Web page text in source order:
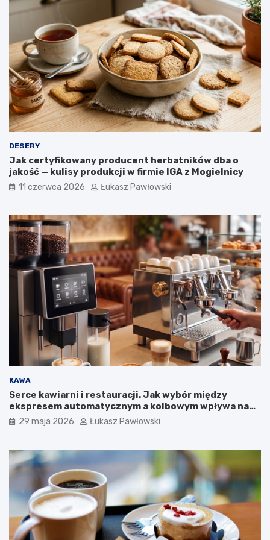
i
k
a
w
y
a
j
e
r
o
ś
l
i
n
e
w
o
g
n
o
p
o
l
p
a
n
i
DESERY
Jak certyfikowany producent herbatników dba o
jakość — kulisy produkcji w firmie IGA z Mogielnicy
11 czerwca 2026 Łukasz Pawłowski
KAWA
Serce kawiarni i restauracji. Jak wybór między
ekspresem automatycznym a kolbowym wpływa na
jakość w filiżance?
29 maja 2026 Łukasz Pawłowski